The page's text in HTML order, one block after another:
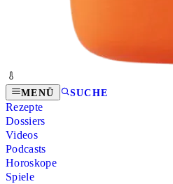
MENÜ SUCHE
Rezepte
Dossiers
Videos
Podcasts
Horoskope
Spiele